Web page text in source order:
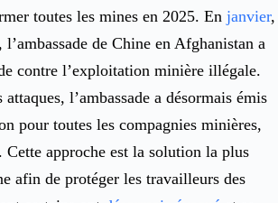
toutes les mines en 2025. En janvier,
, l’ambassade de Chine en Afghanistan a
contre l’exploitation minière illégale.
attaques, l’ambassade a désormais émis
pour toutes les compagnies minières,
Cette approche est la solution la plus
afin de protéger les travailleurs des